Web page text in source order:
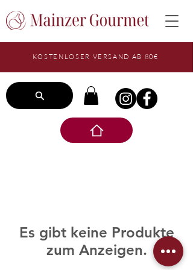
KOSTENLOSER VERSAND AB 80€
Es gibt keine Produkte
zum Anzeigen.